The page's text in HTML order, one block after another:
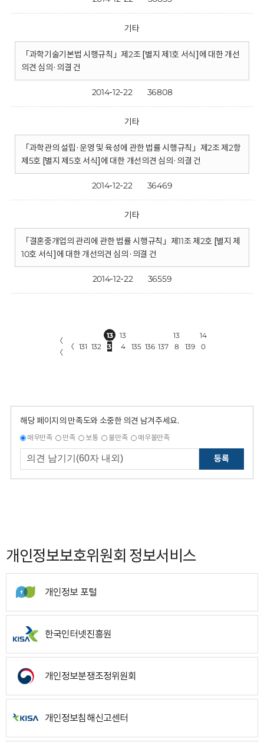
기타
「과학기술기본법 시행규칙」제2조 [별지 제1호 서식]에 대한 개선
의견 심의·의결 건
2014-12-22 36808
기타
「과학관의 설립·운영 및 육성에 관한 법률 시행규칙」제2조 제2항
제5호 [별지 제5호 서식]에 대한 개선의견 심의·의결 건
2014-12-22 36469
기타
「결혼중개업의 관리에 관한 법률 시행규칙」제11조 제2호 [별지 제
10호 서식]에 대한 개선의견 심의·의결 건
2014-12-22 36559
〈
〈
〈 131 132
13
3
13
4
135 136 137
13
8
139
14
0
해당 페이지의 만족도와 소중한 의견 남겨주세요.
매우만족 만족 보통 불만족 매우불만족
등록
개인정보보호위원회 정보서비스
개인정보 포털
한국인터넷진흥원
개인정보분쟁조정위원회
개인정보침해신고센터